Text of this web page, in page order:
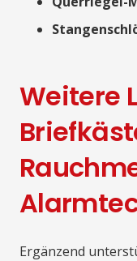
Weitere
Ergänzend